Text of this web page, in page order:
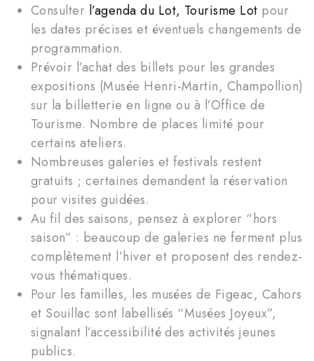
Consulter l’agenda du Lot, Tourisme Lot pour
les dates précises et éventuels changements de
programmation.
Prévoir l’achat des billets pour les grandes
expositions (Musée Henri-Martin, Champollion)
sur la billetterie en ligne ou à l’Office de
Tourisme. Nombre de places limité pour
certains ateliers.
Nombreuses galeries et festivals restent
gratuits ; certaines demandent la réservation
pour visites guidées.
Au fil des saisons, pensez à explorer “hors
saison” : beaucoup de galeries ne ferment plus
complètement l’hiver et proposent des rendez-
vous thématiques.
Pour les familles, les musées de Figeac, Cahors
et Souillac sont labellisés “Musées Joyeux”,
signalant l’accessibilité des activités jeunes
publics.